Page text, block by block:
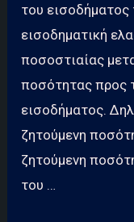
του
εισοδηματική
ποσοστιαίας
ποσότητας προς
εισοδήματος.
ζητούμενη
ζητούμενη
του …